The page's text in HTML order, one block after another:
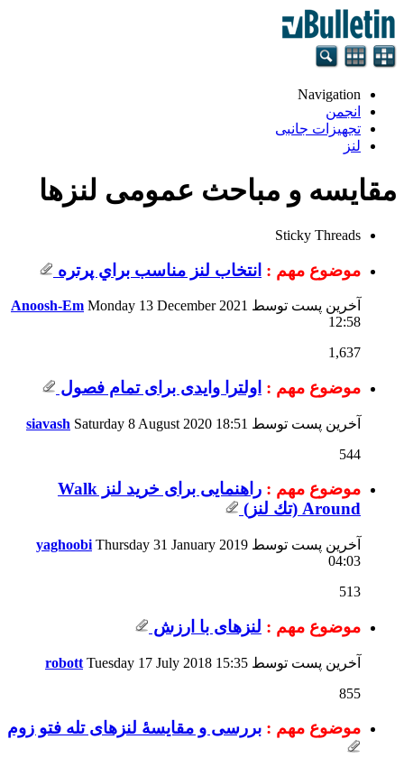
Navigation
انجمن
تجهيزات جانبی
لنز
مقایسه و مباحث عمومی لنزها
Sticky Threads
موضوع مهم : انتخاب لنز مناسب براي پرتره
آخرین پست توسط Anoosh-Em Monday 13 December 2021
12:58
1,637
موضوع مهم : اولترا وایدی برای تمام فصول
آخرین پست توسط siavash Saturday 8 August 2020 18:51
544
موضوع مهم :
راهنمایی برای خرید لنز Walk
Around (تك لنز)
آخرین پست توسط yaghoobi Thursday 31 January 2019
04:03
513
موضوع مهم : لنزهای با ارزش
آخرین پست توسط robott Tuesday 17 July 2018 15:35
855
موضوع مهم : بررسی و مقایسۀ لنزهای تله فتو زوم